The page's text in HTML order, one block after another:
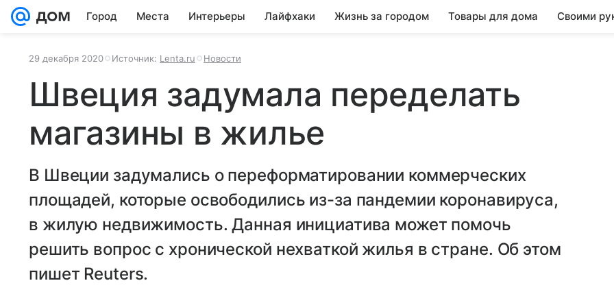
Город Места Интерьеры Лайфхаки Жизнь за городом Товары для дома Своими
29 декабря 2020 Источник: Lenta.ru Новости
Швеция задумала переделать
магазины в жилье
В Швеции задумались о переформатировании коммерческих
площадей, которые освободились из-за пандемии коронавируса,
в жилую недвижимость. Данная инициатива может помочь
решить вопрос с хронической нехваткой жилья в стране. Об этом
пишет Reuters.